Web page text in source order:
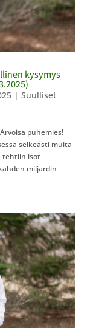
kysymys
| Suulliset
puhemies!
selkeästi muita
tehtiin isot
miljardin